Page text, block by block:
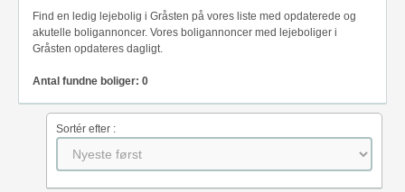
Find en ledig lejebolig i Gråsten på vores liste med opdaterede og
akutelle boligannoncer. Vores boligannoncer med lejeboliger i
Gråsten opdateres dagligt.
Antal fundne boliger: 0
Sortér efter :